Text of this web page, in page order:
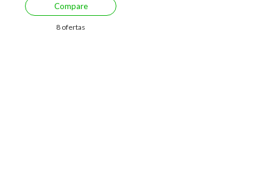
Compare
8 ofertas